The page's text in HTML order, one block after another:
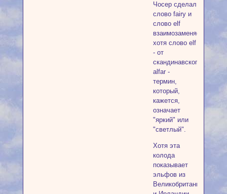
Чосер сделал
слово fairy и
слово elf
взаимозаменяемыми,
хотя слово elf
- от
скандинавского
alfar -
термин,
который,
кажется,
означает
"яркий" или
"светлый".
Хотя эта
колода
показывает
эльфов из
Великобритании